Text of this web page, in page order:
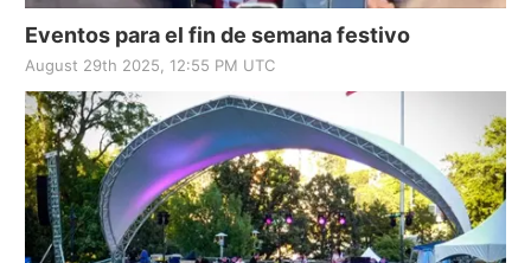
Eventos para el fin de semana festivo
August 29th 2025, 12:55 PM UTC